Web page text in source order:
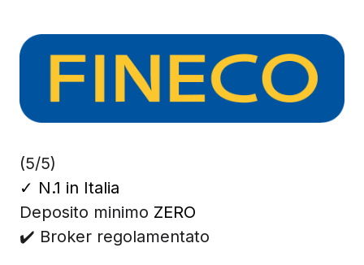
(5/5)
✓ N.1 in Italia
Deposito minimo ZERO
✔️ Broker regolamentato